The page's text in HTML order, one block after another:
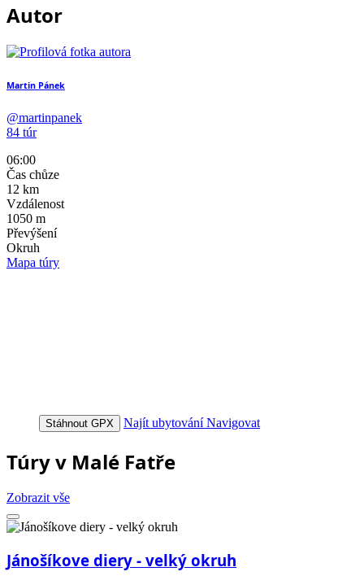
Autor
Martin Pánek
@martinpanek
84 túr
06:00
Čas chůze
12 km
Vzdálenost
1050 m
Převýšení
Okruh
Mapa túry
Stáhnout GPX Najít ubytování Navigovat
Túry v Malé Fatře
Zobrazit vše
Jánošíkove diery - velký okruh